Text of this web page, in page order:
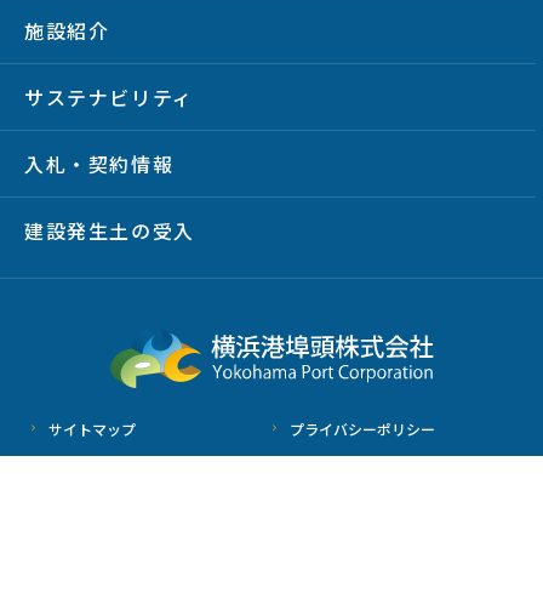
施設紹介
サステナビリティ
入札・契約情報
建設発生土の受入
サイトマップ
プライバシーポリシー
サイトポリシー
放射線情報